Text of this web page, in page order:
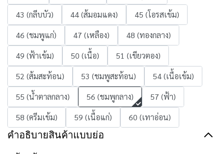
43 (กลีบบัว)
44 (ส้มอมแดง)
45 (โอรสเข้ม)
46 (ชมพูแก่)
47 (เหลือง)
48 (ทองกลาง)
49 (ฟ้าเข้ม)
50 (เนื้อ)
51 (เขียวตอง)
52 (ส้มสะท้อน)
53 (ชมพูสะท้อน)
54 (เนื้อเข้ม)
55 (น้ำตาลกลาง)
56 (ชมพูกลาง)
57 (ฟ้า)
58 (ครีมเข้ม)
59 (เนื้อแก่) 60 (เทาอ่อน)
คำอธิบายสินค้าแบบย่อ